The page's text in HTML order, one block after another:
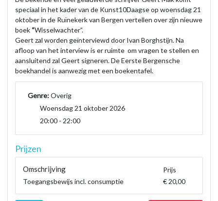
speciaal in het kader van de Kunst10Daagse op woensdag 21
oktober in de Ruïnekerk van Bergen vertellen over zijn nieuwe
boek “Wisselwachter”.
Geert zal worden geïnterviewd door Ivan Borghstijn. Na
afloop van het interview is er ruimte om vragen te stellen en
aansluitend zal Geert signeren. De Eerste Bergensche
boekhandel is aanwezig met een boekentafel.
Genre:Overig
Woensdag 21 oktober 2026
20:00 - 22:00
Prijzen
Omschrijving
Prijs
Toegangsbewijs incl. consumptie
€ 20,00